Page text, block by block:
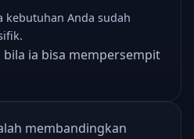
kebutuhan Anda sudah
ia bisa mempersempit
membandingkan